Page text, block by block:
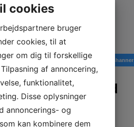
Kuld / Sundhed Udstillinger Avlshanner
Tiklo's M-kuld
2021
de første 8 uger
cookies
bruger
cookies, til at
om dig til forskellige
af annoncering,
funktionalitet,
Disse oplysninger
annoncerings- og
kan kombinere dem